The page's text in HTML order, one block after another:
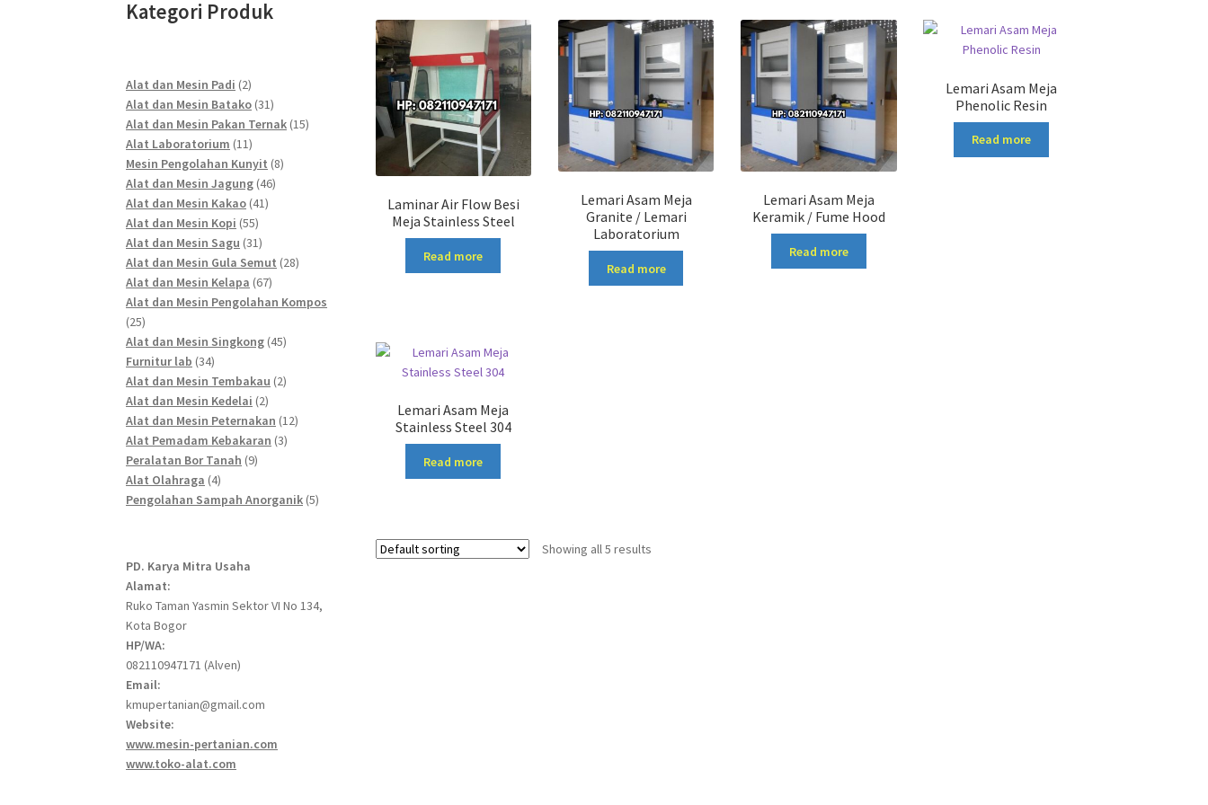
Laminar Air Flow Besi
Meja Stainless Steel
Read more
Lemari Asam Meja
Granite / Lemari
Laboratorium
Read more
Lemari Asam Meja
Keramik / Fume Hood
Read more
Lemari Asam Meja
Phenolic Resin
Read more
Lemari Asam Meja
Stainless Steel 304
Read more
Showing all 5 results
Kategori Produk
Alat dan Mesin Padi 22
products
Alat dan Mesin Batako 3131
products
Alat dan Mesin Pakan Ternak 1515
Alat Laboratorium 1111
products
Mesin Pengolahan Kunyit 88
Alat dan Mesin Jagung 4646
Alat dan Mesin Kakao 4141
Alat dan Mesin Kopi 5555
products
Alat dan Mesin Sagu 3131
products
Alat dan Mesin Gula Semut 2828
Alat dan Mesin Kelapa 6767
products
Alat dan Mesin Pengolahan Kompos
2525
products
Alat dan Mesin Singkong 4545
Furnitur lab 3434
products
Alat dan Mesin Tembakau 22
Alat dan Mesin Kedelai 22
products
Alat dan Mesin Peternakan 1212
Alat Pemadam Kebakaran 33
Peralatan Bor Tanah 99
Alat Olahraga 44
products
Pengolahan Sampah Anorganik 55
PD. Karya Mitra Usaha
Alamat:
Ruko Taman Yasmin Sektor VI No 134,
Kota Bogor
HP/WA:
082110947171 (Alven)
Email:
kmupertanian@gmail.com
Website:
www.mesin-pertanian.com
www.toko-alat.com